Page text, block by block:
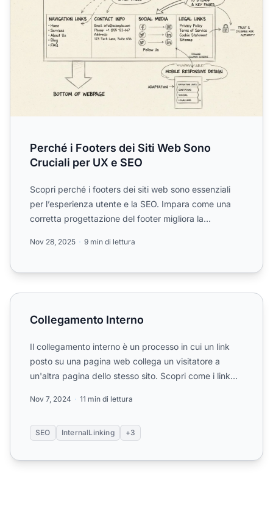
Perché i Footers dei Siti Web Sono
Cruciali per UX e SEO
Scopri perché i footers dei siti web sono essenziali
per l’esperienza utente e la SEO. Impara come una
corretta progettazione del footer migliora la
Nov 28, 2025 9 min di lettura
Collegamento Interno
Collegamento Interno
Il collegamento interno è un processo in cui un link
posto su una pagina web collega un visitatore a
un'altra pagina dello stesso sito. Scopri come i link
Nov 7, 2024 11 min di lettura
SEO InternalLinking +3